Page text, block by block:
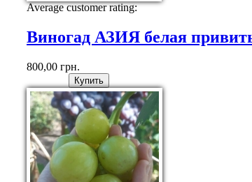
Average customer rating:
Виногад АЗИЯ белая
800,00 грн.